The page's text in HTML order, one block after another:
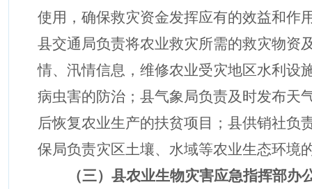
使用，确保救灾资金发挥应有的效益和作
县交通局负责将农业救灾所需的救灾物资
情、汛情信息，维修农业受灾地区水利设
病虫害的防治 ；县气象局负责及时发布天
后恢复农业生产的扶贫项目 ；县供销社负
保局负责灾区土壤、水域等农业生态环境
（三）县农业生物灾害应急指挥部办